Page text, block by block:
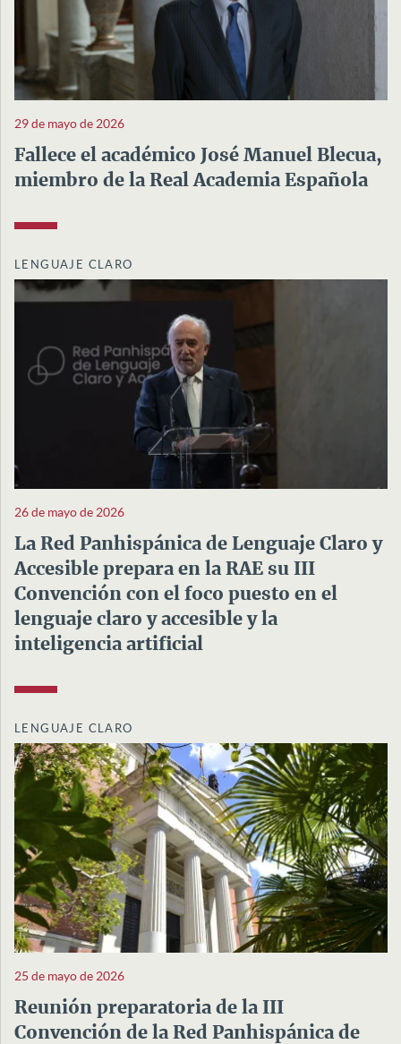
29 de mayo de 2026
Fallece el académico José Manuel Blecua,
miembro de la Real Academia Española
LENGUAJE CLARO
26 de mayo de 2026
La Red Panhispánica de Lenguaje Claro y
Accesible prepara en la RAE su III
Convención con el foco puesto en el
lenguaje claro y accesible y la
inteligencia artificial
LENGUAJE CLARO
25 de mayo de 2026
Reunión preparatoria de la III
Convención de la Red Panhispánica de